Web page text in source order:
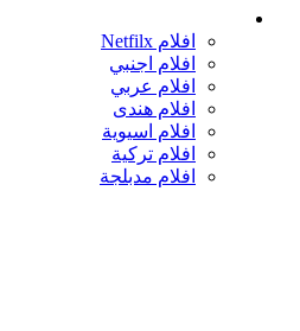
افلام Netfilx
افلام اجنبي
افلام عربي
افلام هندى
افلام اسيوية
افلام تركية
افلام مدبلجة